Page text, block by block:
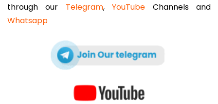
through our Telegram,YouTube Channels and
Whatsapp